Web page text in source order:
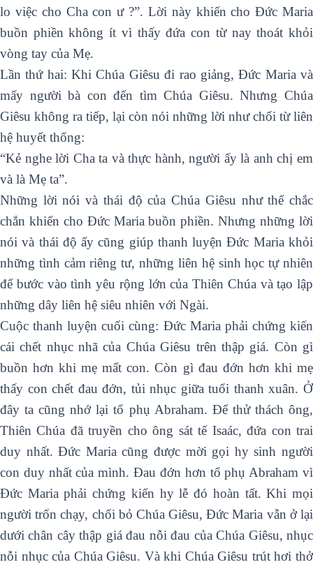
lo việc cho Cha con ư ?”. Lời này khiến cho Đức Maria
buồn phiền không ít vì thấy đứa con từ nay thoát khỏi
vòng tay của Mẹ.
Lần thứ hai: Khi Chúa Giêsu đi rao giảng, Đức Maria và
mấy người bà con đến tìm Chúa Giêsu. Nhưng Chúa
Giêsu không ra tiếp, lại còn nói những lời như chối từ liên
hệ huyết thống:
“Kẻ nghe lời Cha ta và thực hành, người ấy là anh chị em
và là Mẹ ta”.
Những lời nói và thái độ của Chúa Giêsu như thế chắc
chắn khiến cho Đức Maria buồn phiền. Nhưng những lời
nói và thái độ ấy cũng giúp thanh luyện Đức Maria khỏi
những tình cảm riêng tư, những liên hệ sinh học tự nhiên
để bước vào tình yêu rộng lớn của Thiên Chúa và tạo lập
những dây liên hệ siêu nhiên với Ngài.
Cuộc thanh luyện cuối cùng: Đức Maria phải chứng kiến
cái chết nhục nhã của Chúa Giêsu trên thập giá. Còn gì
buồn hơn khi mẹ mất con. Còn gì đau đớn hơn khi mẹ
thấy con chết đau đớn, tủi nhục giữa tuổi thanh xuân. Ở
đây ta cũng nhớ lại tổ phụ Abraham. Để thử thách ông,
Thiên Chúa đã truyền cho ông sát tế Isaác, đứa con trai
duy nhất. Đức Maria cũng được mời gọi hy sinh người
con duy nhất của mình. Đau đớn hơn tổ phụ Abraham vì
Đức Maria phải chứng kiến hy lễ đó hoàn tất. Khi mọi
người trốn chạy, chối bỏ Chúa Giêsu, Đức Maria vẫn ở lại
dưới chân cây thập giá đau nỗi đau của Chúa Giêsu, nhục
nỗi nhục của Chúa Giêsu. Và khi Chúa Giêsu trút hơi thở